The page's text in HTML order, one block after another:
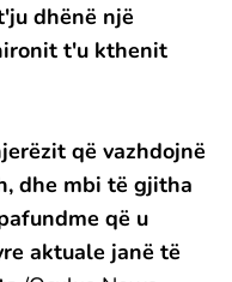
dhënë një
t'u kthenit
që vazhdojnë
dhe mbi të gjitha
që u
aktuale janë të